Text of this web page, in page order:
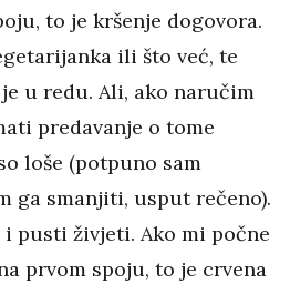
to je kršenje dogovora.
ili što već, te
u redu. Ali, ako naručim
predavanje o tome
loše (potpuno sam
ga smanjiti, usput rečeno).
pusti živjeti. Ako mi počne
prvom spoju, to je crvena